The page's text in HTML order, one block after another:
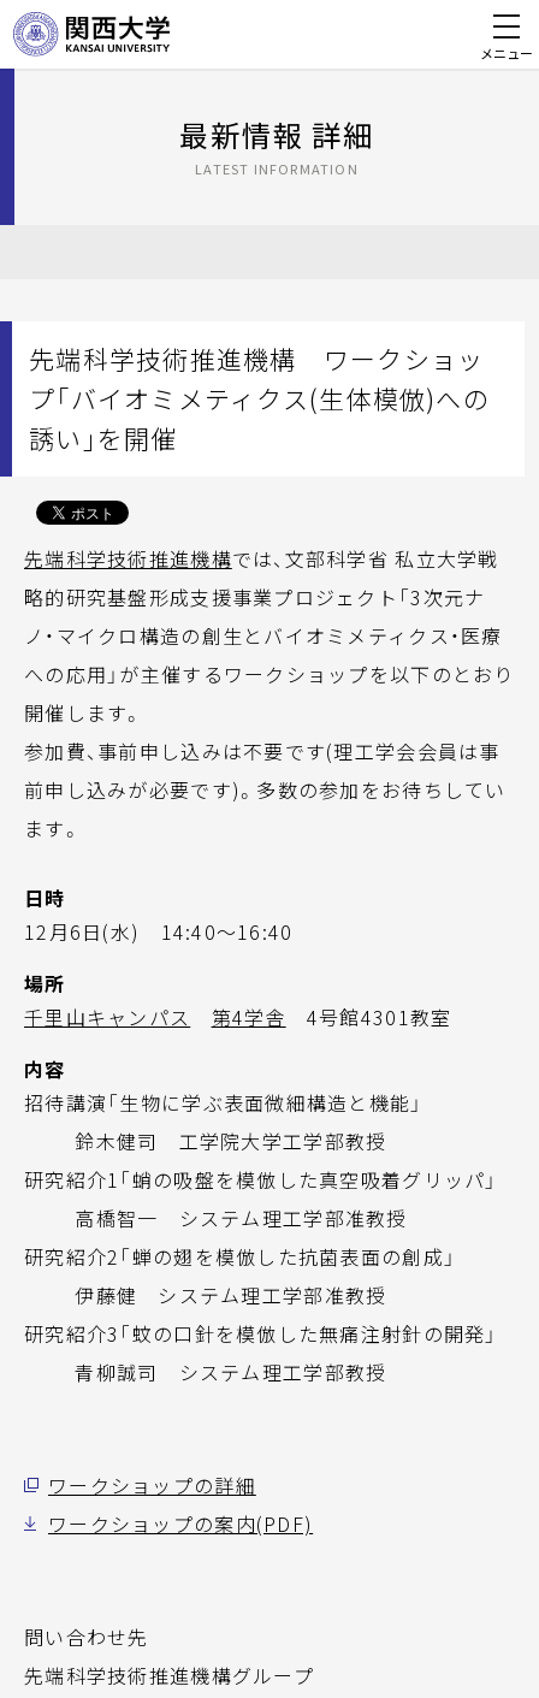
メニュー
最新情報 詳細
LATEST INFORMATION
先端科学技術推進機構 ワークショッ
プ「バイオミメティクス(生体模倣)への
誘い」を開催
先端科学技術推進機構では、文部科学省 私立大学戦
略的研究基盤形成支援事業プロジェクト「3次元ナ
ノ・マイクロ構造の創生とバイオミメティクス・医療
への応用」が主催するワークショップを以下のとおり
開催します。
参加費、事前申し込みは不要です(理工学会会員は事
前申し込みが必要です)。多数の参加をお待ちしてい
ます。
日時
12月6日(水) 14:40～16:40
場所
千里山キャンパス
第4学舎 4号館4301教室
内容
招待講演「生物に学ぶ表面微細構造と機能」
鈴木健司 工学院大学工学部教授
研究紹介1「蛸の吸盤を模倣した真空吸着グリッパ」
高橋智一 システム理工学部准教授
研究紹介2「蝉の翅を模倣した抗菌表面の創成」
伊藤健 システム理工学部准教授
研究紹介3「蚊の口針を模倣した無痛注射針の開発」
青柳誠司 システム理工学部教授
ワークショップの詳細
ワークショップの案内(PDF)
問い合わせ先
先端科学技術推進機構グループ